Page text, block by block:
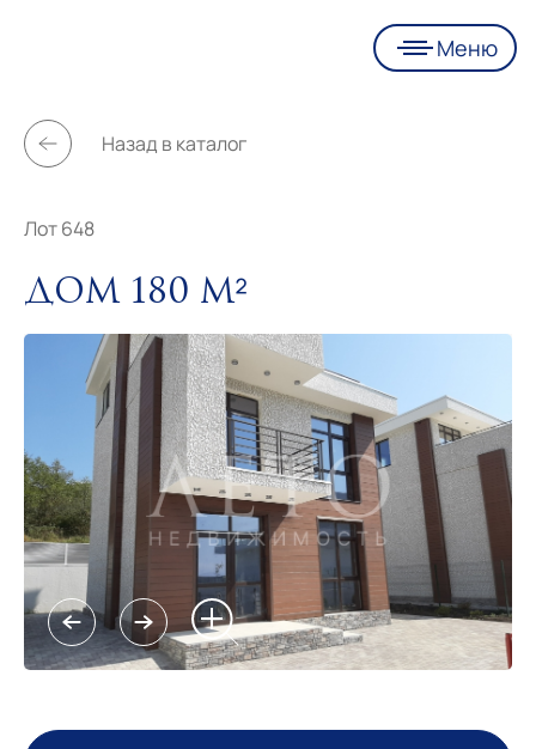
Меню
Назад в каталог
Лот 648
Дом 180 м²